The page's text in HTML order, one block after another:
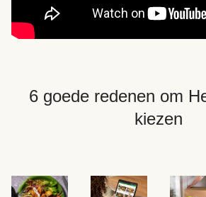
6 goede redenen om
kiezen